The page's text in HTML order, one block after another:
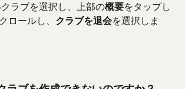
ラブを選択し、上部の概要をタップし
ロールし、 クラブを退会を選択しま